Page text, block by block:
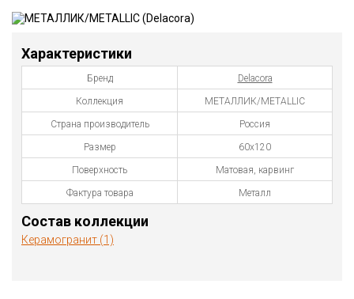
Характеристики
Бренд Delacora
Коллекция МЕТАЛЛИК/METALLIC
Страна производитель Россия
Размер 60x120
Поверхность Матовая, карвинг
Фактура товара Металл
Состав коллекции
Керамогранит (1)